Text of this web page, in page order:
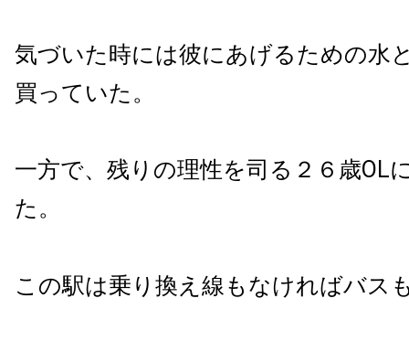
気づいた時には彼にあげるための水
買っていた。
一方で、残りの理性を司る２６歳OL
た。
この駅は乗り換え線もなければバス